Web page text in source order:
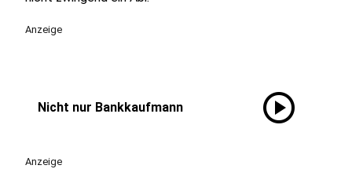
Anzeige
Nicht nur Bankkaufmann play_circle
Anzeige